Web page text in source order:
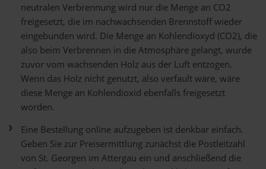
neutralen Verbrennung wird nur die Menge an CO2
freigesetzt, die im nachwachsenden Brennstoff wieder
eingebunden wird. Die Menge an Kohlendioxyd (CO2), die
also beim Verbrennen in die Atmosphäre gelangt, wurde
zuvor vom wachsenden Holz aus der Luft entzogen.
Wenn das Holz nicht genutzt, also verfault wäre, wäre
diese Menge an Kohlendioxid ebenfalls freigesetzt
worden.
Eine Bestellung online aufzugeben ist denkbar einfach.
Geben Sie zur Preisermittlung zunächst die Postleitzahl
von St. Georgen im Attergau ein und anschließend die